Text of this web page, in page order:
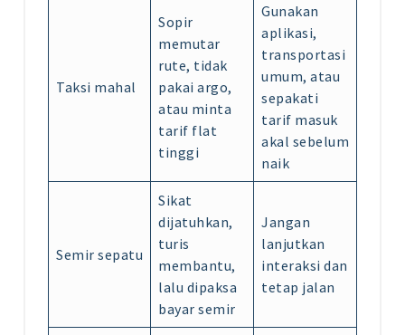
Taksi mahal
Sopir
memutar
rute, tidak
pakai argo,
atau minta
tarif flat
tinggi
Gunakan
aplikasi,
transportasi
umum, atau
sepakati
tarif masuk
akal sebelum
naik
Semir sepatu
Sikat
dijatuhkan,
turis
membantu,
lalu dipaksa
bayar semir
Jangan
lanjutkan
interaksi dan
tetap jalan